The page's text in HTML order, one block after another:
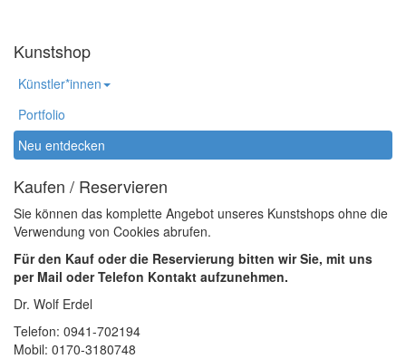
Kunstshop
Künstler*innen
Portfolio
Neu entdecken
Kaufen / Reservieren
Sie können das komplette Angebot unseres Kunstshops ohne die
Verwendung von Cookies abrufen.
Für den Kauf oder die Reservierung bitten wir Sie, mit uns
per Mail oder Telefon Kontakt aufzunehmen.
Dr. Wolf Erdel
Telefon: 0941-702194
Mobil: 0170-3180748